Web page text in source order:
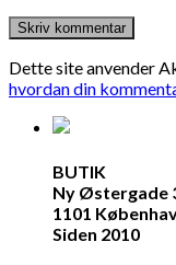
Dette site anvender
hvordan din
BUTIK
Ny Østergade
1101
Siden 2010